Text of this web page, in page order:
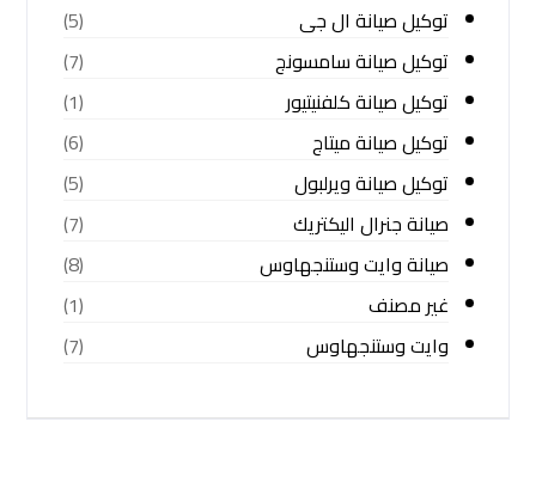
توكيل صيانة ال جى
(5)
توكيل صيانة سامسونج
(7)
توكيل صيانة كلفنيتيور
(1)
توكيل صيانة ميتاج
(6)
توكيل صيانة ويرلبول
(5)
صيانة جنرال اليكتريك
(7)
صيانة وايت وستنجهاوس
(8)
غير مصنف
(1)
وايت وستنجهاوس
(7)